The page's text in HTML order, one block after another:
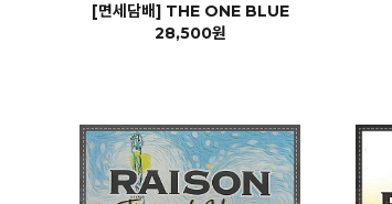
[면세담배] THE ONE BLUE
28,500원